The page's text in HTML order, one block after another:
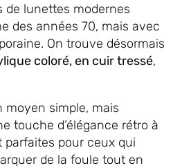
de lunettes modernes
des années 70, mais avec
On trouve désormais
coloré, en cuir tressé,
moyen simple, mais
touche d’élégance rétro à
parfaites pour ceux qui
de la foule tout en